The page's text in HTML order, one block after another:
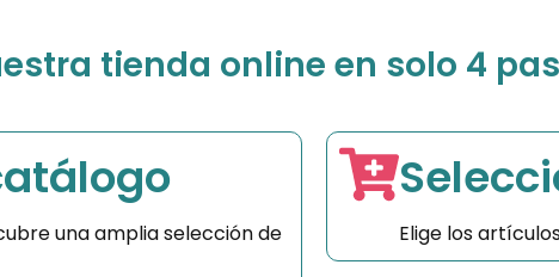
tienda online en solo 4
una amplia selección de
Elige los